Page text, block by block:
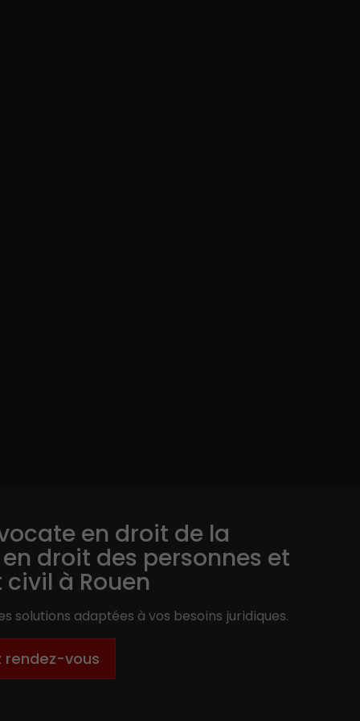
en droit de la
droit des personnes et
à Rouen
solutions adaptées à vos besoins juridiques.
rendez-vous